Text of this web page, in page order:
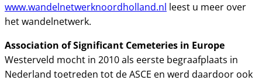
www.wandelnetwerknoordholland.nl leest u meer over
het wandelnetwerk.
Association of Significant Cemeteries in Europe
Westerveld mocht in 2010 als eerste begraafplaats in
Nederland toetreden tot de ASCE en werd daardoor ook